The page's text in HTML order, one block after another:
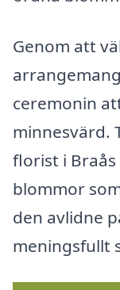
Genom att
ceremonin
minnesvärd.
florist i
blommor
den avlidne
meningsfullt